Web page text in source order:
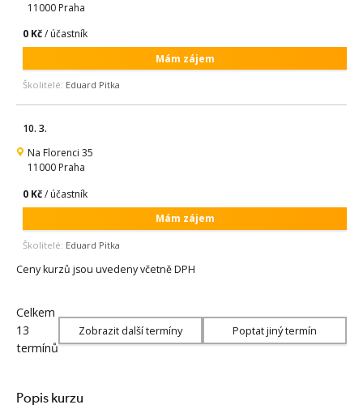
11000 Praha
0 Kč/ účastník
Mám zájem
Školitelé: Eduard Pitka
10. 3.
Na Florenci 35
11000 Praha
0 Kč/ účastník
Mám zájem
Školitelé: Eduard Pitka
Ceny kurzů jsou uvedeny včetně DPH
Celkem
13
termínů
Zobrazit další termíny Poptat jiný termín
Popis kurzu